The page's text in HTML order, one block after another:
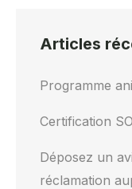
Articles
Programme
Certification
Déposez un
réclamation